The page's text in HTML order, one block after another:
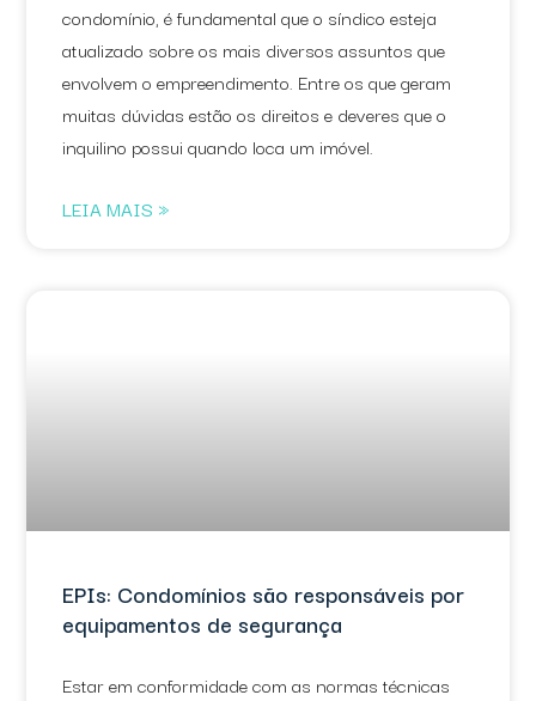
condomínio, é fundamental que o síndico esteja
atualizado sobre os mais diversos assuntos que
envolvem o empreendimento. Entre os que geram
muitas dúvidas estão os direitos e deveres que o
inquilino possui quando loca um imóvel.
LEIA MAIS »
EPIs: Condomínios são responsáveis por
equipamentos de segurança
Estar em conformidade com as normas técnicas